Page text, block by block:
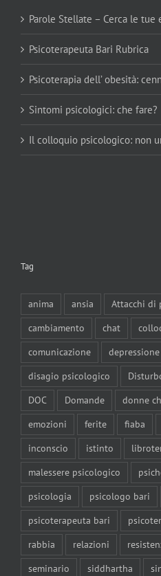
Parole Stellate – Cerca le tue
Psicoterapeuta Bari Rubrica
Psicoterapia dell’ obesità:
Sintomi psicologici: che fare?
Il colloquio psicologico: non
Tag
anima ansia Attacchi di
cambiamento
chat
comunicazione
depressione
disagio psicologico
DOC
Domande
donne
emozioni
ferite fiaba
inconscio
istinto
malessere psicologico
psicologia
psicologo bari
psicoterapeuta bari
rabbia
relazioni
seminario
siddhartha